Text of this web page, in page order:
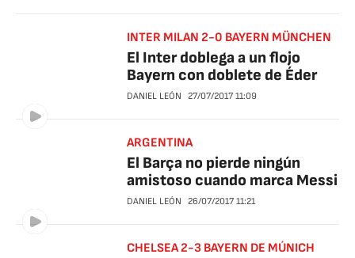
INTER MILAN 2-0 BAYERN MÜNCHEN
El Inter doblega a un flojo
Bayern con doblete de Éder
DANIEL LEÓN 27/07/2017 11:09
ARGENTINA
El Barça no pierde ningún
amistoso cuando marca Messi
DANIEL LEÓN 26/07/2017 11:21
CHELSEA 2-3 BAYERN DE MÚNICH